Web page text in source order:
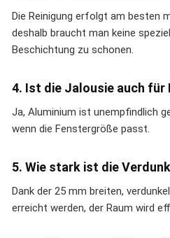
Die Reinigung erfolgt am besten
deshalb braucht man keine
Beschichtung zu schonen.
4. Ist die Jalousie auch für
Ja, Aluminium ist unempfindlich
wenn die Fenstergröße passt.
5. Wie stark ist die
Dank der 25 mm breiten,
erreicht werden, der Raum wird